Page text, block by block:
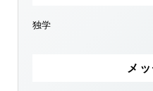
独学
メ